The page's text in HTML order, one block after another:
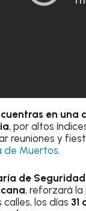
en una
, por altos
reuniones y
de Muertos.
de
, reforzará
los días 31